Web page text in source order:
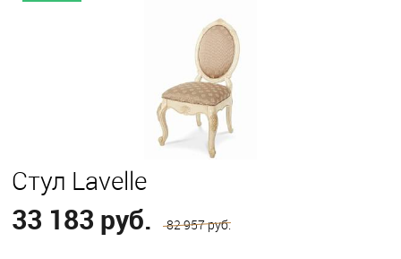
Стул Lavelle
33 183 руб. 82 957 руб.